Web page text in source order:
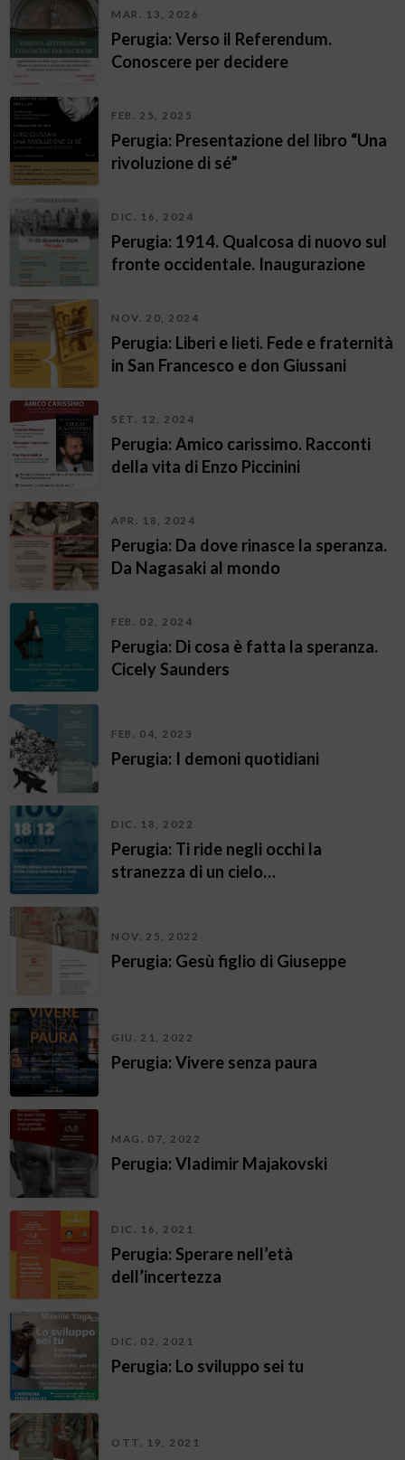
MAR. 13, 2026
Perugia: Verso il Referendum.
Conoscere per decidere
FEB. 25, 2025
Perugia: Presentazione del libro “Una
rivoluzione di sé”
DIC. 16, 2024
Perugia: 1914. Qualcosa di nuovo sul
fronte occidentale. Inaugurazione
NOV. 20, 2024
Perugia: Liberi e lieti. Fede e fraternità
in San Francesco e don Giussani
SET. 12, 2024
Perugia: Amico carissimo. Racconti
della vita di Enzo Piccinini
APR. 18, 2024
Perugia: Da dove rinasce la speranza.
Da Nagasaki al mondo
FEB. 02, 2024
Perugia: Di cosa è fatta la speranza.
Cicely Saunders
FEB. 04, 2023
Perugia: I demoni quotidiani
DIC. 18, 2022
Perugia: Ti ride negli occhi la
stranezza di un cielo…
NOV. 25, 2022
Perugia: Gesù figlio di Giuseppe
GIU. 21, 2022
Perugia: Vivere senza paura
MAG. 07, 2022
Perugia: Vladimir Majakovski
DIC. 16, 2021
Perugia: Sperare nell’età
dell’incertezza
DIC. 02, 2021
Perugia: Lo sviluppo sei tu
OTT. 19, 2021